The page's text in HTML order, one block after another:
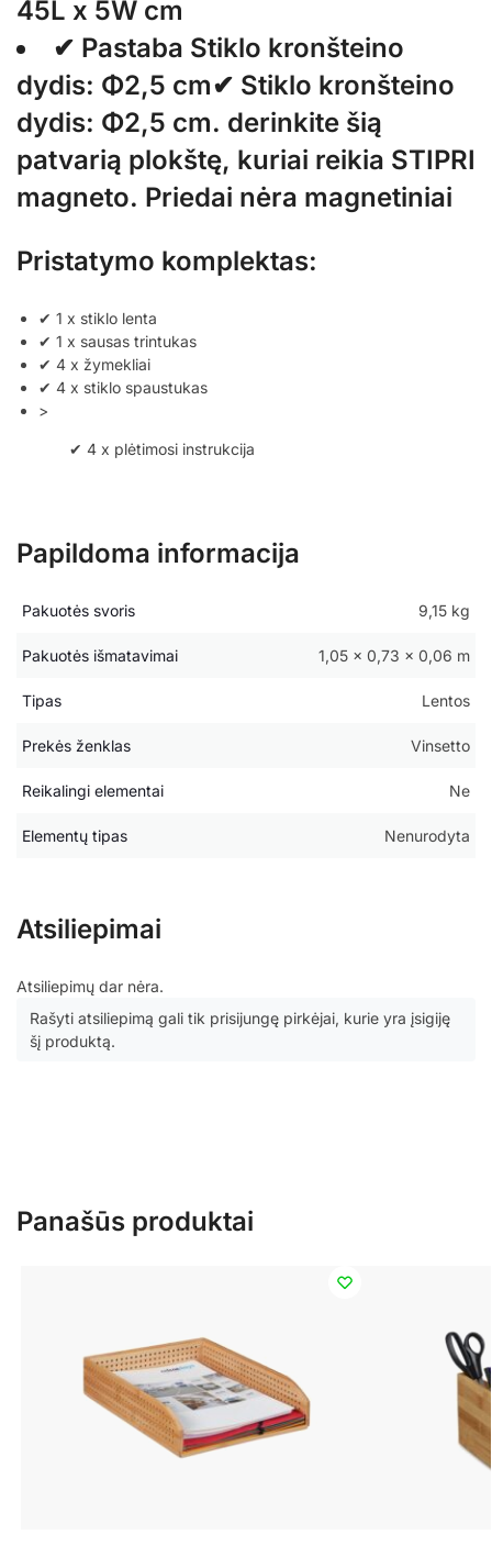
45L x 5W cm
✔ Pastaba Stiklo kronšteino
dydis: Φ2,5 cm✔ Stiklo kronšteino
dydis: Φ2,5 cm. derinkite šią
patvarią plokštę, kuriai reikia STIPRI
magneto. Priedai nėra magnetiniai
Pristatymo komplektas:
✔ 1 x stiklo lenta
✔ 1 x sausas trintukas
✔ 4 x žymekliai
✔ 4 x stiklo spaustukas
>
✔ 4 x plėtimosi instrukcija
Papildoma informacija
Pakuotės svoris 9,15 kg
Pakuotės išmatavimai 1,05 × 0,73 × 0,06 m
Tipas Lentos
Prekės ženklas Vinsetto
Reikalingi elementai Ne
Elementų tipas Nenurodyta
Atsiliepimai
Atsiliepimų dar nėra.
Rašyti atsiliepimą gali tik prisijungę pirkėjai, kurie yra įsigiję
šį produktą.
Panašūs produktai